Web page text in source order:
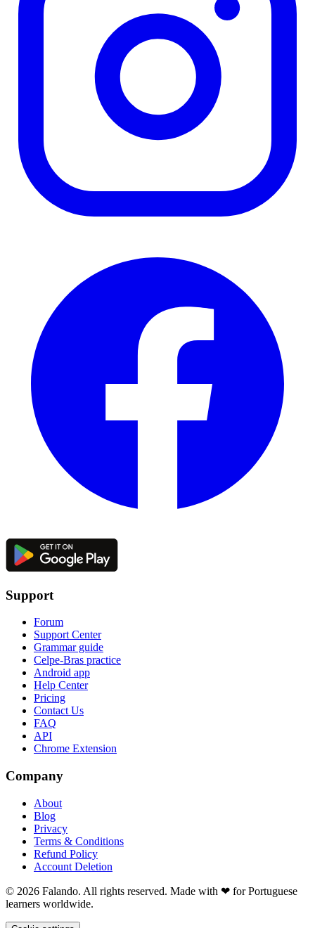
Support
Forum
Support Center
Grammar guide
Celpe-Bras practice
Android app
Help Center
Pricing
Contact Us
FAQ
API
Chrome Extension
Company
About
Blog
Privacy
Terms & Conditions
Refund Policy
Account Deletion
© 2026 Falando. All rights reserved. Made with ❤ for Portuguese
learners worldwide.